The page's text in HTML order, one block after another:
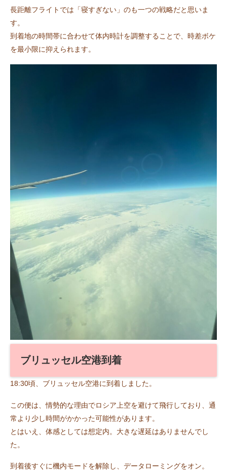
長距離フライトでは「寝すぎない」のも一つの戦略だと思いま
す。
到着地の時間帯に合わせて体内時計を調整することで、時差ボケ
を最小限に抑えられます。
ブリュッセル空港到着
18:30頃、ブリュッセル空港に到着しました。
この便は、情勢的な理由でロシア上空を避けて飛行しており、通
常より少し時間がかかった可能性があります。
とはいえ、体感としては想定内。大きな遅延はありませんでし
た。
到着後すぐに機内モードを解除し、データローミングをオン。